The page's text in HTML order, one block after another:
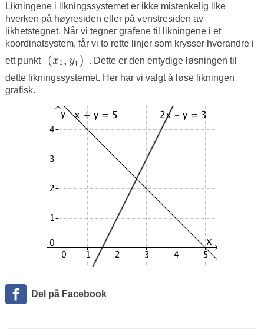
Likningene i likningssystemet er ikke mistenkelig like
hverken på høyresiden eller på venstresiden av
likhetstegnet. Når vi tegner grafene til likningene i et
koordinatsystem, får vi to rette linjer som krysser hverandre i
ett punkt
(x1, y1 )
(x1, 1)
. Dette er den entydige løsningen til
dette likningssystemet. Her har vi valgt å løse likningen
grafisk.
Del på Facebook